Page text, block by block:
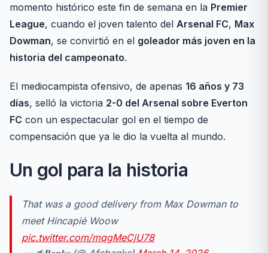
momento histórico este fin de semana en la Premier
League, cuando el joven talento del Arsenal FC, Max
Dowman, se convirtió en el goleador más joven en la
historia del campeonato.
El mediocampista ofensivo, de apenas 16 años y 73
días, selló la victoria 2-0 del Arsenal sobre Everton
FC con un espectacular gol en el tiempo de
compensación que ya le dio la vuelta al mundo.
Un gol para la historia
That was a good delivery from Max Dowman to
meet Hincapié Woow
pic.twitter.com/mqgMeCjU78